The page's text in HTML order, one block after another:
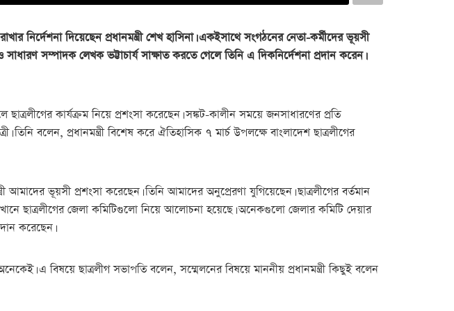
দিয়েছেন প্রধানমন্ত্রী শেখ হাসিনা। একইসাথে সংগঠনের নেতা-কর্মীদের ভূয়সী
সম্পাদক লেখক ভট্টাচার্য সাক্ষাত করতে গেলে তিনি এ দিকনির্দেশনা প্রদান করেন।
কার্যক্রম নিয়ে প্রশংসা করেছেন। সঙ্কট-কালীন সময়ে জনসাধারণের প্রতি
তিনি বলেন, প্রধানমন্ত্রী বিশেষ করে ঐতিহাসিক ৭ মার্চ উপলক্ষে বাংলাদেশ ছাত্রলীগের
আমাদের ভূয়সী প্রশংসা করেছেন। তিনি আমাদের অনুপ্রেরণা যুগিয়েছেন। ছাত্রলীগের বর্তমান
ছাত্রলীগের জেলা কমিটিগুলো নিয়ে আলোচনা হয়েছে। অনেকগুলো জেলার কমিটি দেয়ার
করেছেন।
এ বিষয়ে ছাত্রলীগ সভাপতি বলেন, সম্মেলনের বিষয়ে মাননীয় প্রধানমন্ত্রী কিছুই বলেন